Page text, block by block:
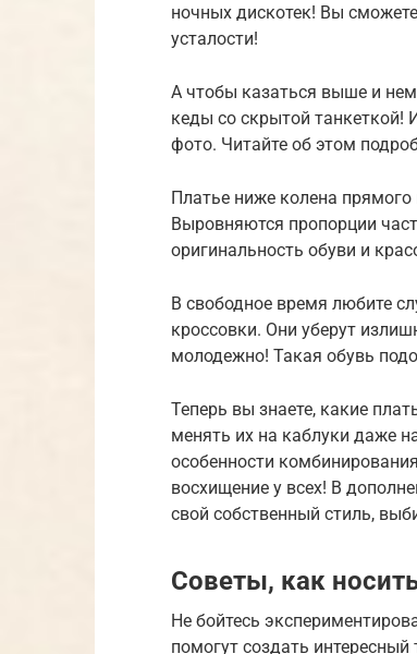
ночных дискотек! Вы
усталости!
А чтобы казаться выше и
кеды со скрытой танкеткой!
фото. Читайте об этом
Платье ниже колена
Выровняются пропорции
оригинальность обуви и
В свободное время любите
кроссовки. Они уберут
молодежно! Такая обувь
Теперь вы знаете, какие
менять их на каблуки даже
особенности
восхищение у всех! В
свой собственный стиль,
Советы, как
Не бойтесь
помогут создать